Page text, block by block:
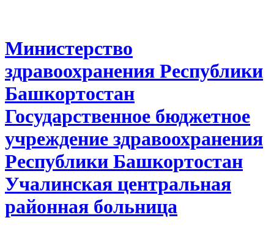
Министерство
здравоохранения Республики
Башкортостан
Государственное бюджетное
учреждение здравоохранения
Республики Башкортостан
Учалинская центральная
районная больница